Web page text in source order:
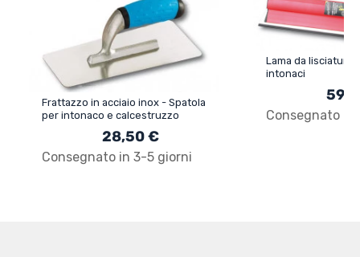
Frattazzo in acciaio inox - Spatola
per intonaco e calcestruzzo
28,50 €
Consegnato in 3-5 giorni
Lama da lisciatura
intonaci
Consegnato in